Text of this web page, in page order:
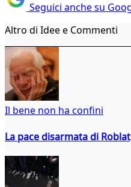
Seguici anche su
Altro di Idee e Commenti
Il bene non ha confini
La pace disarmata di